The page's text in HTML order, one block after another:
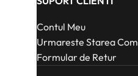
Contul Meu
Urmareste Starea
Formular de Retur